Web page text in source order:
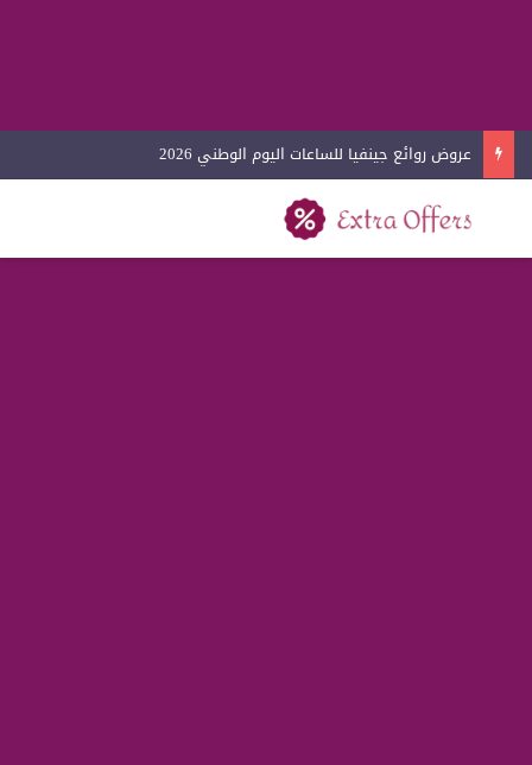
عروض روائع جينفيا للساعات اليوم الوطني 2026
بحث عن